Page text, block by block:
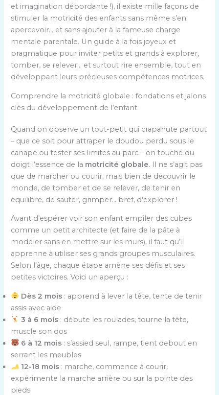
et imagination débordante !), il existe mille façons de
stimuler la motricité des enfants sans même s’en
apercevoir… et sans ajouter à la fameuse charge
mentale parentale. Un guide à la fois joyeux et
pragmatique pour inviter petits et grands à explorer,
tomber, se relever… et surtout rire ensemble, tout en
développant leurs précieuses compétences motrices.
Comprendre la motricité globale : fondations et jalons
clés du développement de l’enfant
Quand on observe un tout-petit qui crapahute partout
– que ce soit pour attraper le doudou perdu sous le
canapé ou tester ses limites au parc – on touche du
doigt l’essence de la motricité globale. Il ne s’agit pas
que de marcher ou courir, mais bien de découvrir le
monde, de tomber et de se relever, de tenir en
équilibre, de sauter, grimper… bref, d’explorer !
Avant d’espérer voir son enfant empiler des cubes
comme un petit architecte (et faire de la pâte à
modeler sans en mettre sur les murs), il faut qu’il
apprenne à utiliser ses grands groupes musculaires.
Selon l’âge, chaque étape amène ses défis et ses
petites victoires. Voici un aperçu :
Dès 2 mois : apprend à lever la tête, tente de tenir
assis avec aide
3 à 6 mois : débute les roulades, tourne la tête,
muscle son dos
6 à 12 mois : s’assied seul, rampe, tient debout en
serrant les meubles
12-18 mois : marche, commence à courir,
expérimente la marche arrière ou sur la pointe des
pieds